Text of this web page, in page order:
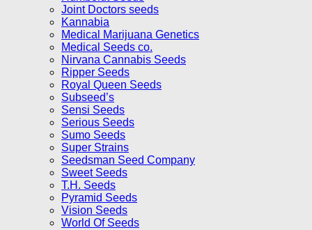
Joint Doctors seeds
Kannabia
Medical Marijuana Genetics
Medical Seeds co.
Nirvana Cannabis Seeds
Ripper Seeds
Royal Queen Seeds
Subseed’s
Sensi Seeds
Serious Seeds
Sumo Seeds
Super Strains
Seedsman Seed Company
Sweet Seeds
T.H. Seeds
Pyramid Seeds
Vision Seeds
World Of Seeds